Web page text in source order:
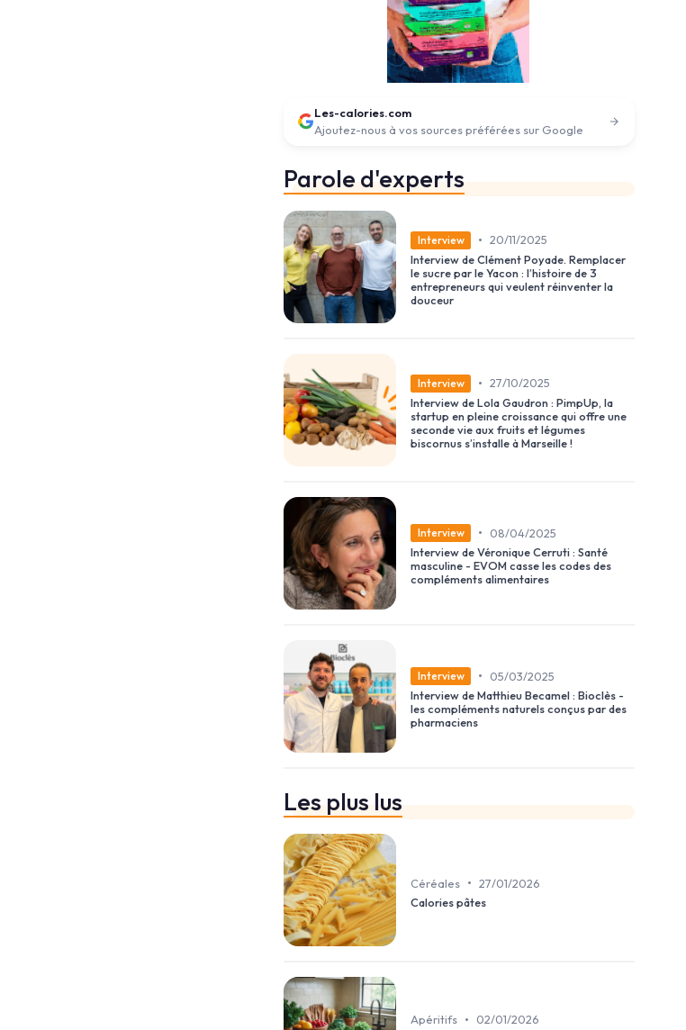
Les-calories.com
Ajoutez-nous à vos sources préférées sur Google
Parole d'experts
Interview • 20/11/2025
Interview de Clément Poyade. Remplacer
le sucre par le Yacon : l’histoire de 3
entrepreneurs qui veulent réinventer la
douceur
Interview • 27/10/2025
Interview de Lola Gaudron : PimpUp, la
startup en pleine croissance qui offre une
seconde vie aux fruits et légumes
biscornus s’installe à Marseille !
Interview •
08/04/2025
Interview de Véronique Cerruti : Santé
masculine - EVOM casse les codes des
compléments alimentaires
Interview •
05/03/2025
Interview de Matthieu Becamel : Bioclès -
les compléments naturels conçus par des
pharmaciens
Les plus lus
Céréales • 27/01/2026
Calories pâtes
Apéritifs •
02/01/2026
➔ Télécharger
En remplissant ce formulaire, j’accepte d’être contacté(e) à des fins
commerciales par Les-calories.com et ses partenaires.